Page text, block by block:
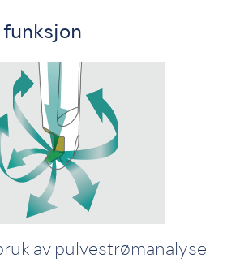
funksjon
av pulvestrømanalyse